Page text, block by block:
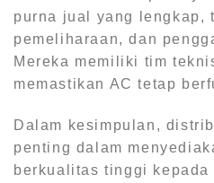
purna jual yang lengkap,
pemeliharaan, dan
Mereka memiliki tim
memastikan AC tetap
Dalam kesimpulan,
penting dalam
berkualitas tinggi kepada